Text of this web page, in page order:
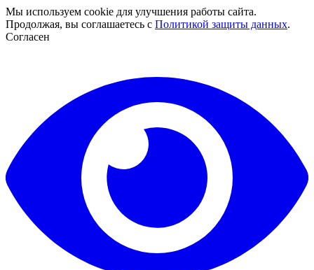
Мы используем cookie для улучшения работы сайта.
Продолжая, вы соглашаетесь с Политикой защиты данных.
Согласен